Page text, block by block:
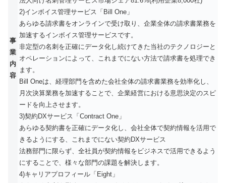
事
業
内
容
2)インボイス管理サービス「Bill One」
あらゆる請求書をオンラインで受け取り、企業全体の請求書業務を
加速するインボイス管理サービスです。
非定型の名刺を正確にデータ化し続けてきた当社のテクノロジーと
オペレーションによって、これまでにない方法で請求書を処理でき
ます。
Bill Oneは、経理部門を含めた会社全体の請求書業務を効率化し、
月次決算業務を加速することで、企業経営における意思決定のスピ
ードを向上させます。
3)契約DXサービス「Contract One」
あらゆる契約書を正確にデータ化し、会社全体で契約情報を活用で
きるようにする、これまでにない契約DXサービス
法務部門に限らず、全社員が契約情報をビジネスで活用できるよう
にすることで、様々な部門の課題を解決します。
4)キャリアプロフィール「Eight」